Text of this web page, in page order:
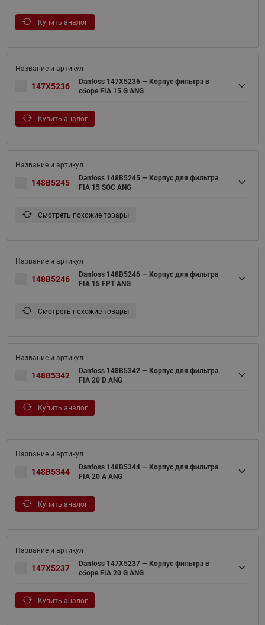
Купить аналог
147X5236
Danfoss 147X5236 — Корпус фильтра в
сборе FIA 15 G ANG
Купить аналог
148B5245
Danfoss 148B5245 — Корпус для фильтра
FIA 15 SOC ANG
Смотреть похожие товары
148B5246
Danfoss 148B5246 — Корпус для фильтра
FIA 15 FPT ANG
Смотреть похожие товары
148B5342
Danfoss 148B5342 — Корпус для фильтра
FIA 20 D ANG
Купить аналог
148B5344
Danfoss 148B5344 — Корпус для фильтра
FIA 20 A ANG
Купить аналог
147X5237
Danfoss 147X5237 — Корпус фильтра в
сборе FIA 20 G ANG
Купить аналог